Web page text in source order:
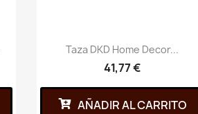
Taza DKD Home Decor...
41,77 €
AÑADIR AL CARRITO